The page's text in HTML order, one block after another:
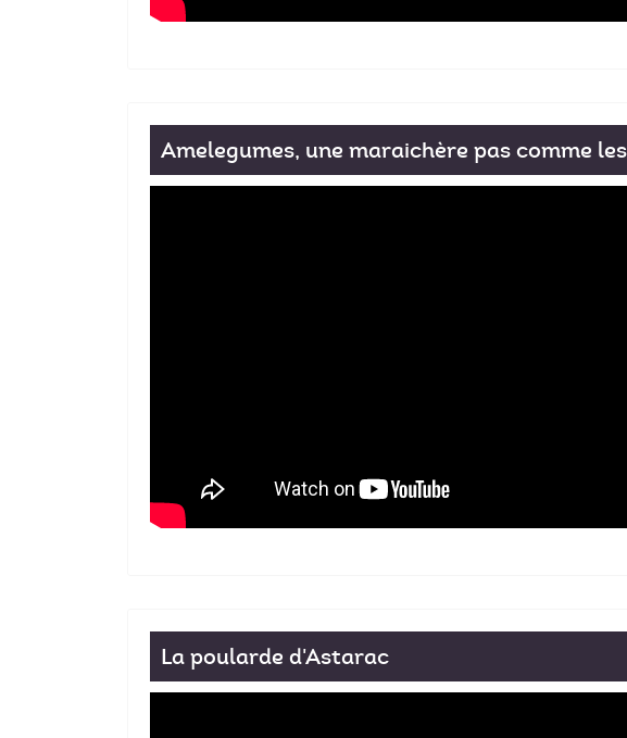
Amelegumes, une maraichère pas comme
La poularde d'Astarac